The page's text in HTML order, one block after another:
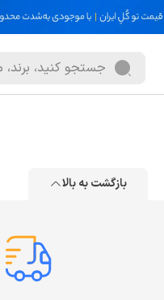
بازگشت به بالا